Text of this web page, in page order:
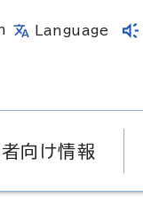
Language
向け情報